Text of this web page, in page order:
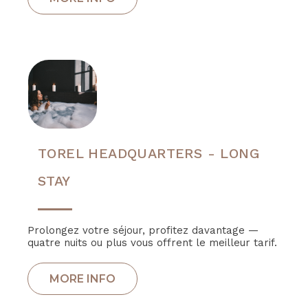
TOREL HEADQUARTERS - LONG
STAY
Prolongez votre séjour, profitez davantage —
quatre nuits ou plus vous offrent le meilleur tarif.